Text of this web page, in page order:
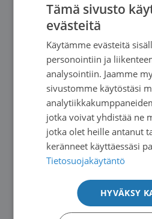
Tämä sivusto
evästeitä
Käytämme evästeitä
personointiin ja
analysointiin. Jaamme
sivustomme käytöstäsi
jotka voivat yhdistää ne
jotka olet heille antanut
keränneet käyttäessäsi
Tietosuojakäytäntö
HYVÄKSY